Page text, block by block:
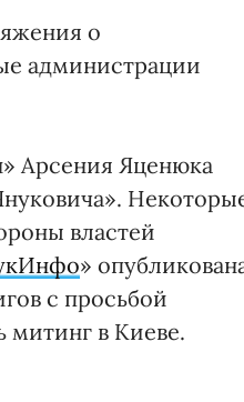
о
администрации
Арсения Яценюка
властей
»
с просьбой
митинг в Киеве.